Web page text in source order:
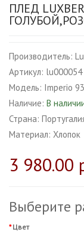
ПЛЕД
Производитель:
Артикул: lu000054
Модель: Imperio 93
Наличие: В
Страна:
Материал: Хлопок
3 980.00
Выберите
Цвет